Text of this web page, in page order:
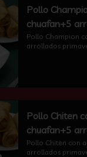
Pollo
chuafan+5
primavera
Pollo Champion
arrollados
Pollo Chiten
chuafan+5
primavera
Pollo Chiten con
arrollados